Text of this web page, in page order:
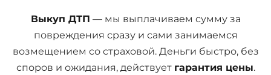
Выкуп ДТП — мы выплачиваем сумму за
повреждения сразу и сами занимаемся
возмещением со страховой. Деньги быстро, без
споров и ожидания, действует гарантия цены.